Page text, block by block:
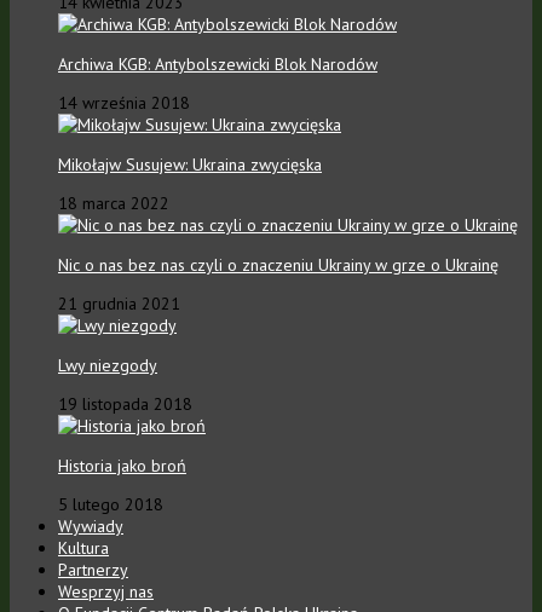
Archiwa KGB: Antybolszewicki Blok Narodów
14 września 2018
Mikołajw Susujew: Ukraina zwycięska
18 marca 2022
Nic o nas bez nas czyli o znaczeniu Ukrainy w grze o Ukrainę
21 grudnia 2021
Lwy niezgody
19 listopada 2018
Historia jako broń
5 lutego 2018
Wywiady
Kultura
Partnerzy
Wesprzyj nas